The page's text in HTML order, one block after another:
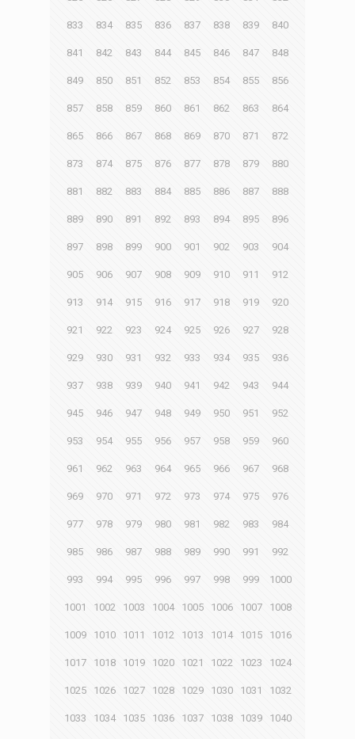
833 834 835 836 837 838 839 840
841 842 843 844 845 846 847 848
849 850 851 852 853 854 855 856
857 858 859 860 861 862 863 864
865 866 867 868 869 870 871 872
873 874 875 876 877 878 879 880
881 882 883 884 885 886 887 888
889 890 891 892 893 894 895 896
897 898 899 900 901 902 903 904
905 906 907 908 909 910 911 912
913 914 915 916 917 918 919 920
921 922 923 924 925 926 927 928
929 930 931 932 933 934 935 936
937 938 939 940 941 942 943 944
945 946 947 948 949 950 951 952
953 954 955 956 957 958 959 960
961 962 963 964 965 966 967 968
969 970 971 972 973 974 975 976
977 978 979 980 981 982 983 984
985 986 987 988 989 990 991 992
993 994 995 996 997 998 999 1000
1001 1002 1003 1004 1005 1006 1007 1008
1009 1010 1011 1012 1013 1014 1015 1016
1017 1018 1019 1020 1021 1022 1023 1024
1025 1026 1027 1028 1029 1030 1031 1032
1033 1034 1035 1036 1037 1038 1039 1040